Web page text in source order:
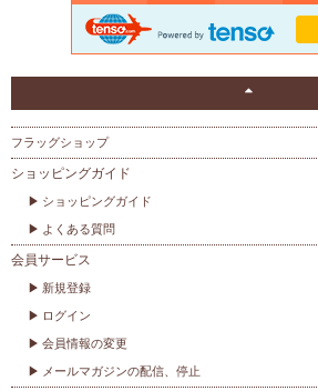
フラッグショップ
ショッピングガイド
ショッピングガイド
よくある質問
会員サービス
新規登録
ログイン
会員情報の変更
メールマガジンの配信、停止